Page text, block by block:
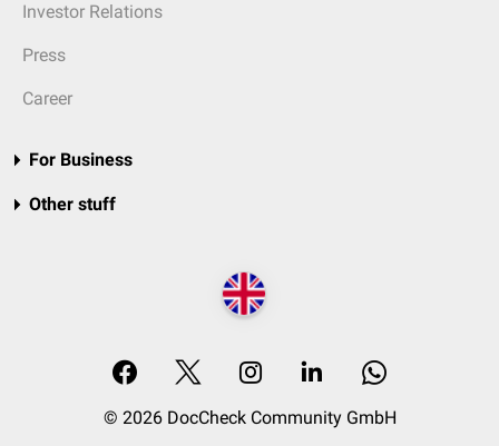
Investor Relations
Press
Career
For Business
Other stuff
© 2026 DocCheck Community GmbH